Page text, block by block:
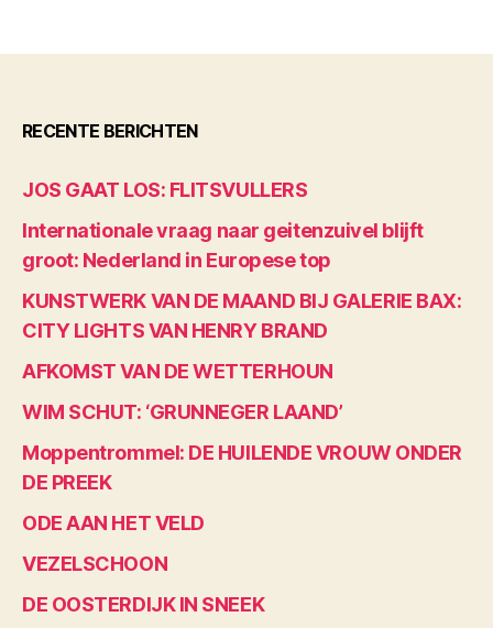
RECENTE BERICHTEN
JOS GAAT LOS: FLITSVULLERS
Internationale vraag naar geitenzuivel blijft
groot: Nederland in Europese top
KUNSTWERK VAN DE MAAND BIJ GALERIE BAX:
CITY LIGHTS VAN HENRY BRAND
AFKOMST VAN DE WETTERHOUN
WIM SCHUT: ‘GRUNNEGER LAAND’
Moppentrommel: DE HUILENDE VROUW ONDER
DE PREEK
ODE AAN HET VELD
VEZELSCHOON
DE OOSTERDIJK IN SNEEK